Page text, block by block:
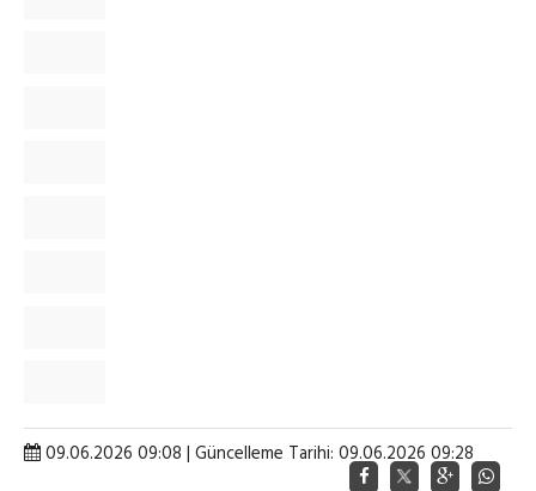
09.06.2026 09:08 | Güncelleme Tarihi: 09.06.2026 09:28